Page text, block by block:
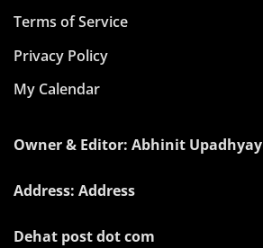
Terms of Service
Privacy Policy
My Calendar
Owner & Editor: Abhinit Upadhyay
Address: Address
Dehat post dot com